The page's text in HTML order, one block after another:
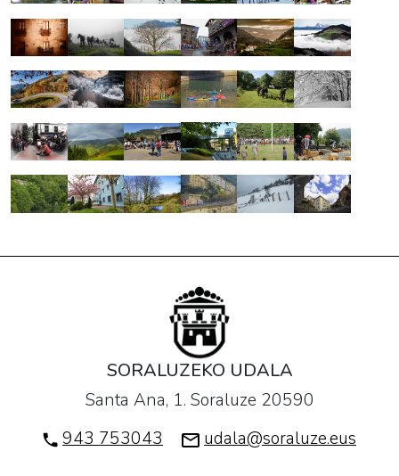
SORALUZEKO UDALA
Santa Ana, 1. Soraluze 20590
943 753043
udala@soraluze.eus